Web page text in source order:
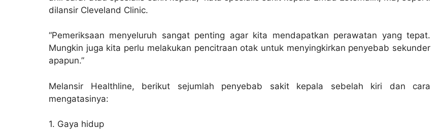
dilansir Cleveland Clinic.
“Pemeriksaan menyeluruh sangat penting agar kita mendapatkan perawatan yang tepat.
Mungkin juga kita perlu melakukan pencitraan otak untuk menyingkirkan penyebab sekunder
apapun.”
Melansir Healthline, berikut sejumlah penyebab sakit kepala sebelah kiri dan cara
mengatasinya:
1. Gaya hidup